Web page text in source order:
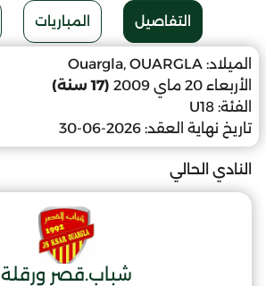
التفاصيل المباريات
الميلاد: Ouargla, OUARGLA
الأربعاء 20 ماي 2009
(17 سنة)
الفئة: U18
تاريخ نهاية العقد: 2026-06-30
النادي الحالي
شباب.قصر ورقلة